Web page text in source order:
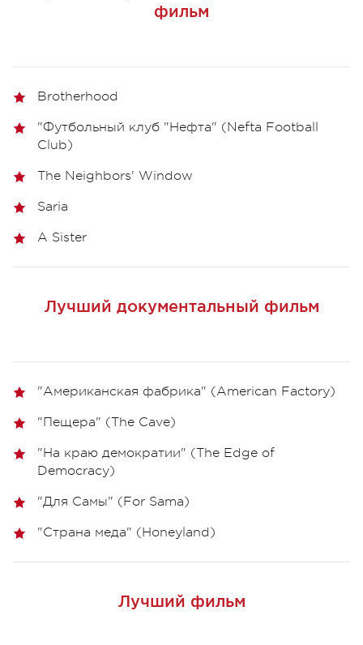
фильм
Brotherhood
"Футбольный клуб "Нефта" (Nefta Football
Club)
The Neighbors' Window
Saria
A Sister
Лучший документальный фильм
"Американская фабрика" (American Factory)
"Пещера" (The Cave)
"На краю демократии" (The Edge of
Democracy)
"Для Самы" (For Sama)
"Страна меда" (Honeyland)
Лучший фильм